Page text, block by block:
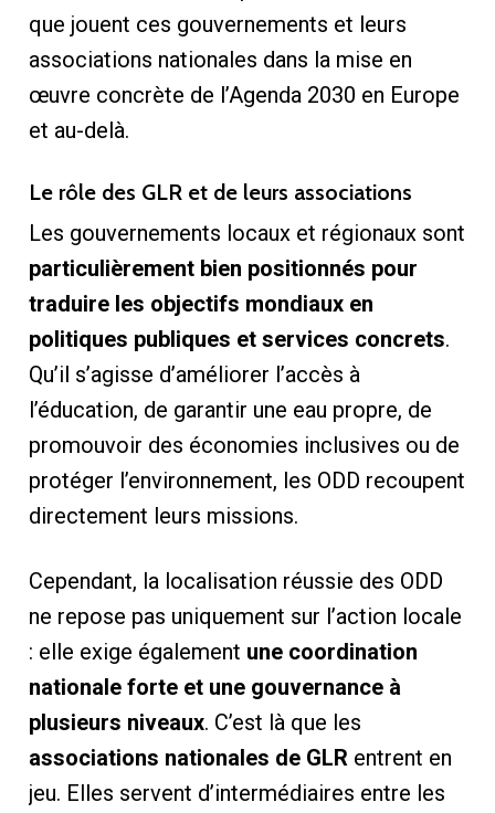
que jouent ces gouvernements et leurs
associations nationales dans la mise en
œuvre concrète de l’Agenda 2030 en Europe
et au-delà.
Le rôle des GLR et de leurs associations
Les gouvernements locaux et régionaux sont
particulièrement bien positionnés pour
traduire les objectifs mondiaux en
politiques publiques et services concrets.
Qu’il s’agisse d’améliorer l’accès à
l’éducation, de garantir une eau propre, de
promouvoir des économies inclusives ou de
protéger l’environnement, les ODD recoupent
directement leurs missions.
Cependant, la localisation réussie des ODD
ne repose pas uniquement sur l’action locale
: elle exige également une coordination
nationale forte et une gouvernance à
plusieurs niveaux. C’est là que les
associations nationales de GLR entrent en
jeu. Elles servent d’intermédiaires entre les